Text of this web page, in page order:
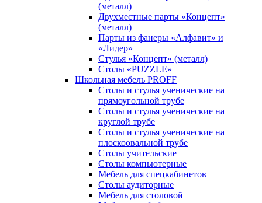
(металл)
Двухместные парты «Концепт»
(металл)
Парты из фанеры «Алфавит» и
«Лидер»
Стулья «Концепт» (металл)
Столы «PUZZLE»
Школьная мебель PROFF
Столы и стулья ученические на
прямоугольной трубе
Столы и стулья ученические на
круглой трубе
Столы и стулья ученические на
плоскоовальной трубе
Столы учительские
Столы компьютерные
Мебель для спецкабинетов
Столы аудиторные
Мебель для столовой